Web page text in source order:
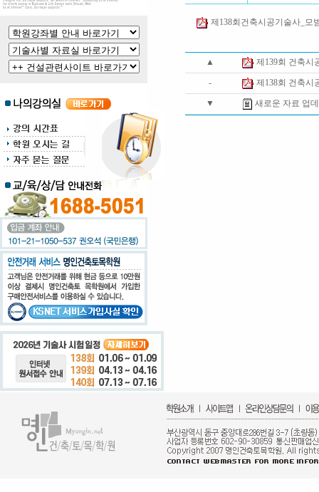
제138회건축시공기술사_모
▲ 제139회 건축시
- 제138회 건축시
▼ 새로운 자료 업